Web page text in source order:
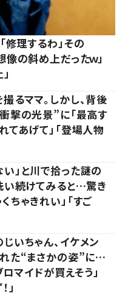
修理するわ」その
の斜め上だったｗ」
るママ。しかし、背後
撃の光景”に「最高す
てあげて」「登場人物
」と川で拾った謎の
い続けてみると…驚き
ちゃきれい」「すご
いちゃん、イケメン
た“まさかの姿”に…
ロマイドが買えそう」
」